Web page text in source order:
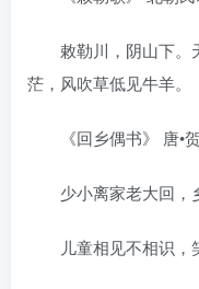
敕勒川，阴山下。
茫，风吹草低见牛羊。
《回乡偶书》 唐•
少小离家老大回，
儿童相见不相识，